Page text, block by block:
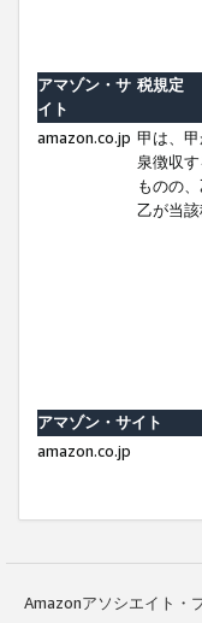
アマゾン・サ
イト
税規定
amazon.co.jp 甲は、
泉徴収
ものの
乙が当
アマゾン・サイト
amazon.co.jp
Amazonアソシエイト・